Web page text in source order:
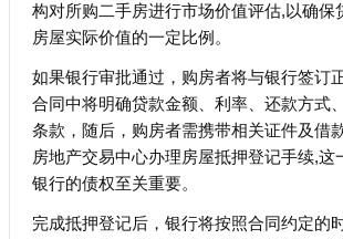
构对所购二手房进行市场价值评估,以确保
房屋实际价值的一定比例。
如果银行审批通过，购房者将与银行签订
合同中将明确贷款金额、利率、还款方式
条款，随后，购房者需携带相关证件及借
房地产交易中心办理房屋抵押登记手续,这
银行的债权至关重要。
完成抵押登记后，银行将按照合同约定的